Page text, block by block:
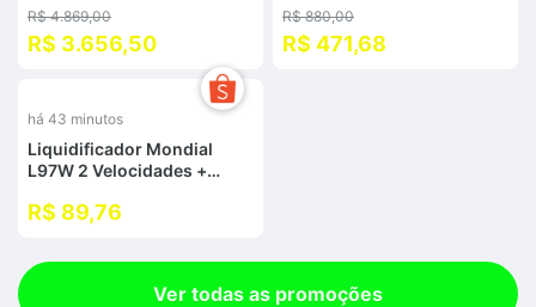
R$ 4.869,00
R$ 3.656,50
R$ 880,00
R$ 471,68
há 43 minutos
Liquidificador Mondial
L97W 2 Velocidades +
R$ 89,76
Ver todas as promoções